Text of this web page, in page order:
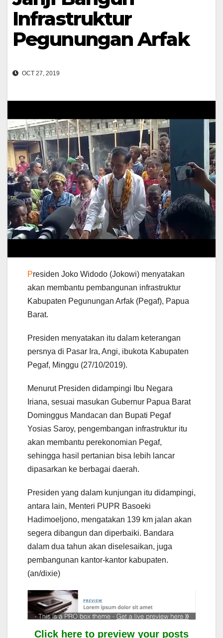
Infrastruktur
Pegunungan Arfak
OCT 27, 2019
Presiden Joko Widodo (Jokowi) menyatakan
akan membantu pembangunan infrastruktur
Kabupaten Pegunungan Arfak (Pegaf), Papua
Barat.
Presiden menyatakan itu dalam keterangan
persnya di Pasar Ira, Angi, ibukota Kabupaten
Pegaf, Minggu (27/10/2019).
Menurut Presiden didampingi Ibu Negara
Iriana, sesuai masukan Gubernur Papua Barat
Dominggus Mandacan dan Bupati Pegaf
Yosias Saroy, pengembangan infrastruktur itu
akan membantu perekonomian Pegaf,
sehingga hasil pertanian bisa lebih lancar
dipasarkan ke berbagai daerah.
Presiden yang dalam kunjungan itu didampingi,
antara lain, Menteri PUPR Basoeki
Hadimoeljono, mengatakan 139 km jalan akan
segera dibangun dan diperbaiki. Bandara
dalam dua tahun akan diselesaikan, juga
pembangunan kantor-kantor kabupaten.
(an/dixie)
Click here to preview your posts